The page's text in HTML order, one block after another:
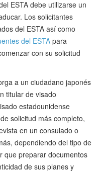
ESTA debe utilizarse un
Los solicitantes
del ESTA así como
del ESTA para
con su solicitud
a un ciudadano japonés
titular de visado
estadounidense
solicitud más completo,
en un consulado o
dependiendo del tipo de
que preparar documentos
de sus planes y